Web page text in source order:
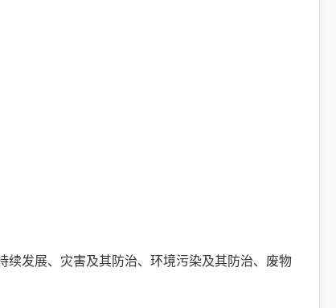
发展、灾害及其防治、环境污染及其防治、废物